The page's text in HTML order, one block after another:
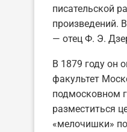
писательской
произведений.
— отец Ф. Э.
В 1879 году он
факультет
подмосковном
разместиться
«мелочишки»